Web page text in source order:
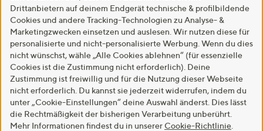
Drittanbietern auf deinem Endgerät technische & profilbildende
Cookies und andere Tracking-Technologien zu Analyse- &
Marketingzwecken einsetzen und auslesen. Wir nutzen diese für
personalisierte und nicht-personalisierte Werbung. Wenn du dies
nicht wünschst, wähle „Alle Cookies ablehnen“ (für essenzielle
Cookies ist die Zustimmung nicht erforderlich). Deine
Zustimmung ist freiwillig und für die Nutzung dieser Webseite
nicht erforderlich. Du kannst sie jederzeit widerrufen, indem du
unter „Cookie-Einstellungen“ deine Auswahl änderst. Dies lässt
die Rechtmäßigkeit der bisherigen Verarbeitung unberührt.
Mehr Informationen findest du in unserer Cookie-Richtlinie